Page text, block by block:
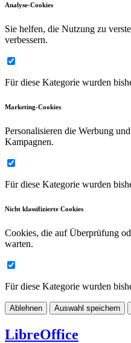
Analyse-Cookies
Sie helfen, die Nutzung zu
verbessern.
Für diese Kategorie wurden
Marketing-Cookies
Personalisieren die Werbung
Kampagnen.
Für diese Kategorie wurden
Nicht klassifizierte Cookies
Cookies, die auf Überprüfung
warten.
Für diese Kategorie wurden
Ablehnen Auswahl speichern
LibreOffice